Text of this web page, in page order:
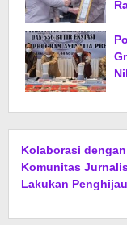
Kolaborasi
Komunitas
Lakukan